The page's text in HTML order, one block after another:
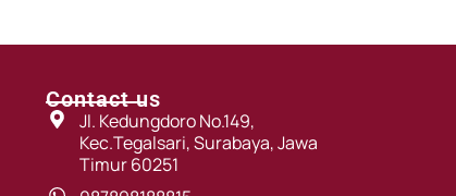
Contact us
Jl. Kedungdoro No.149,
Kec.Tegalsari, Surabaya, Jawa
Timur 60251